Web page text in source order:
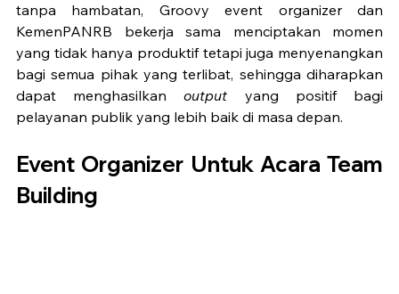
tanpa hambatan, Groovy event organizer dan
KemenPANRB bekerja sama menciptakan momen
yang tidak hanya produktif tetapi juga menyenangkan
bagi semua pihak yang terlibat, sehingga diharapkan
dapat menghasilkan output yang positif bagi
pelayanan publik yang lebih baik di masa depan.
Event Organizer Untuk Acara Team
Building